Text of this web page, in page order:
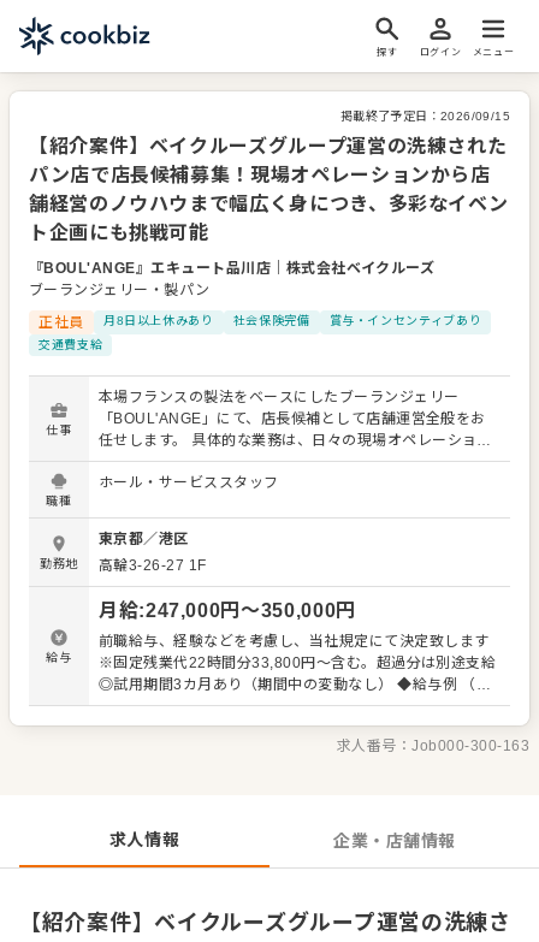
探す ログイン メニュー
掲載終了予定日： 2026/09/15
【紹介案件】ベイクルーズグループ運営の洗練された
パン店で店長候補募集！現場オペレーションから店
舗経営のノウハウまで幅広く身につき、多彩なイベン
ト企画にも挑戦可能
『BOUL'ANGE』エキュート品川店
株式会社ベイクルーズ
ブーランジェリー・製パン
正社員
月8日以上休みあり 社会保険完備
賞与・インセンティブあり
交通費支給
仕事
本場フランスの製法をベースにしたブーランジェリー
「BOUL'ANGE」にて、店長候補として店舗運営全般をお
任せします。 具体的な業務は、日々の現場オペレーション
に加え、売上・コスト管理、在庫管理や発注、シフト作
成、スタッフの採用・育成など多岐にわたります。さら
とができます。 母体はアパレルをはじめ、飲食やインテリ
アなど多彩なライフスタイル事業を展開する株式会社ベイ
クルーズです。デザイン性の高いおしゃれな空間で、時代
に合わせた商品やサービスを提供し、お客様の期待に応え
続けることがミッションです。現場の声を大切にする風土
があり、日々の課題発見や問題解決を通じて、店舗経営の
スキルを磨きながらブランドの成長に貢献できます。 ＜お
すすめポイント＞ アパレル業界のリーディングカンパニー
基盤のもとで働けます。飲食のみならず、家具やフィット
ネスなど衣食住にまつわる多様な事業ノウハウを蓄積して
職種
ホール・サービススタッフ
勤務地
東京都／港区
高輪3-26-27 1F
給与
月給:247,000円〜350,000円
前職給与、経験などを考慮し、当社規定にて決定致します
※固定残業代22時間分33,800円～含む。超過分は別途支給
◎試用期間3カ月あり（期間中の変動なし） ◆給与例 （社
員）月給25.3万円＋賞与/年収350万円～ （店長）月給30.4
万円＋賞与/年収440万円～ （SV） 月給35.5万円＋賞与/
求人番号：Job000-300-163
求人情報 企業・店舗情報
【紹介案件】ベイクルーズグループ運営の洗練さ